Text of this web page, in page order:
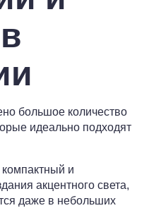
большое количество
идеально подходят
и
акцентного света,
даже в небольших